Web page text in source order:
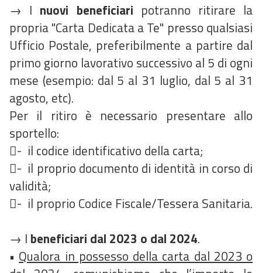
→ I nuovi beneficiari potranno ritirare la
propria "Carta Dedicata a Te" presso qualsiasi
Ufficio Postale, preferibilmente a partire dal
primo giorno lavorativo successivo al 5 di ogni
mese (esempio: dal 5 al 31 luglio, dal 5 al 31
agosto, etc).
Per il ritiro è necessario presentare allo
sportello:
- il codice identificativo della carta;
- il proprio documento di identità in corso di
validità;
- il proprio Codice Fiscale/Tessera Sanitaria.
→ I beneficiari dal 2023 o dal 2024.
• Qualora in possesso della carta dal 2023 o